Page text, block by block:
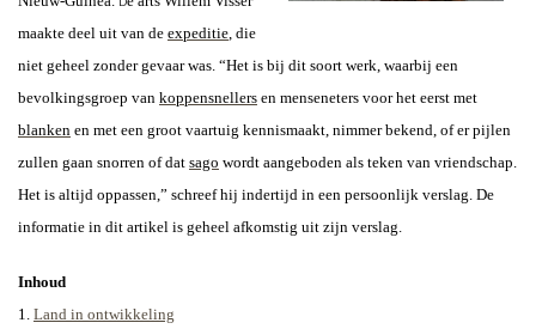
maakte deel uit van de expeditie , die
niet geheel zonder gevaar was. “Het is bij dit soort werk, waarbij een
bevolkingsgroep van koppensnellers en menseneters voor het eerst met
blanken en met een groot vaartuig kennismaakt, nimmer bekend, of er pijlen
zullen gaan snorren of dat sago wordt aangeboden als teken van vriendschap.
Het is altijd oppassen,” schreef hij indertijd in een persoonlijk verslag. De
informatie in dit artikel is geheel afkomstig uit zijn verslag.
Inhoud
1. Land in ontwikkeling